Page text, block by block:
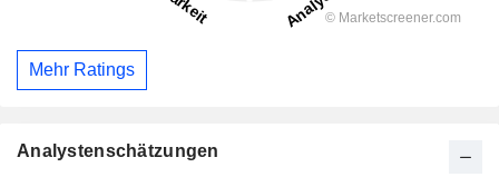
Mehr Ratings
Analystenschätzungen